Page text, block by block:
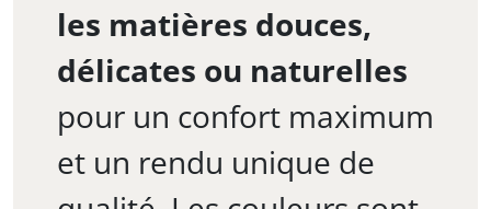
les matières douces,
délicates ou naturelles
pour un confort maximum
et un rendu unique de